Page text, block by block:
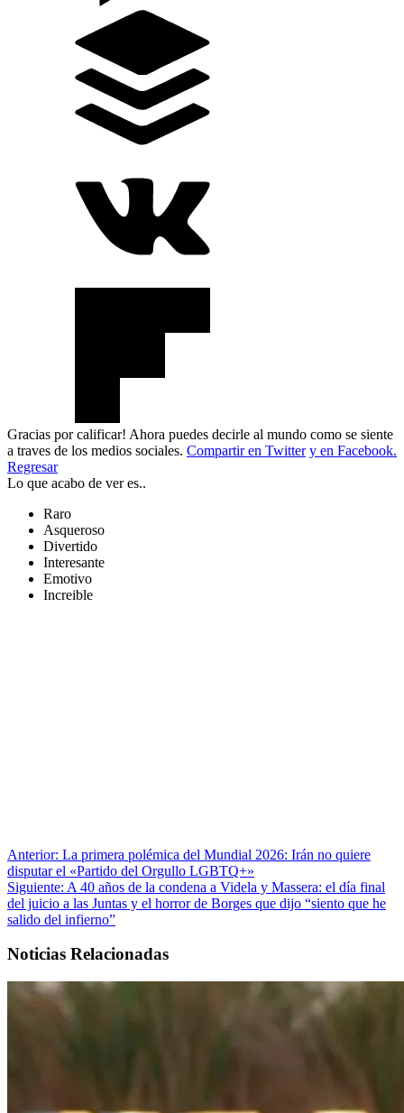
Gracias por calificar! Ahora puedes decirle al mundo como se siente
a traves de los medios sociales. Compartir en Twitter y en Facebook.
Regresar
Lo que acabo de ver es..
Raro
Asqueroso
Divertido
Interesante
Emotivo
Increible
Anterior: La primera polémica del Mundial 2026: Irán no quiere
disputar el «Partido del Orgullo LGBTQ+»
Siguiente: A 40 años de la condena a Videla y Massera: el día final
del juicio a las Juntas y el horror de Borges que dijo “siento que he
salido del infierno”
Noticias Relacionadas